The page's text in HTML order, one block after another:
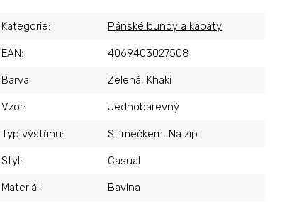
Kategorie: Pánské bundy a kabáty
EAN: 4069403027508
Barva: Zelená, Khaki
Vzor: Jednobarevný
Typ výstřihu: S límečkem, Na zip
Styl: Casual
Materiál: Bavlna